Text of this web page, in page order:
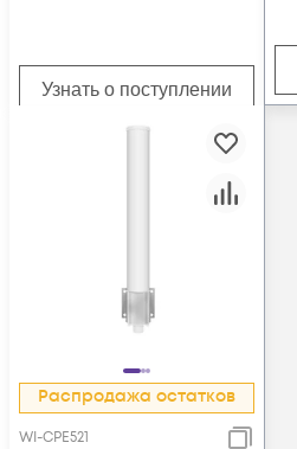
Узнать о поступлении
Распродажа остатков
WI-CPE521